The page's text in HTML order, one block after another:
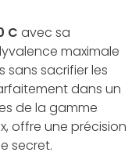
C avec sa
maximale
sacrifier les
dans un
de la gamme
offre une précision
secret.